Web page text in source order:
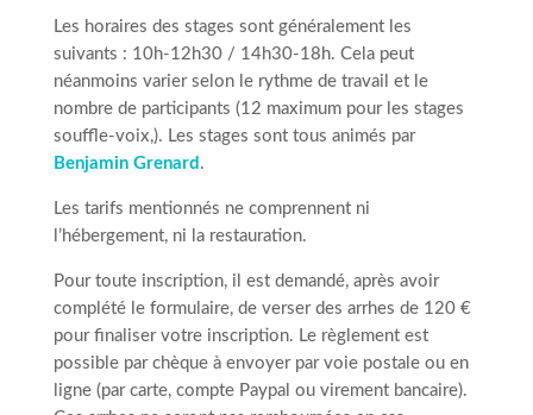
Les horaires des stages sont généralement les
suivants : 10h-12h30 / 14h30-18h. Cela peut
néanmoins varier selon le rythme de travail et le
nombre de participants (12 maximum pour les stages
souffle-voix,). Les stages sont tous animés par
Benjamin Grenard .
Les tarifs mentionnés ne comprennent ni
l’hébergement, ni la restauration.
Pour toute inscription, il est demandé, après avoir
complété le formulaire, de verser des arrhes de 120 €
pour finaliser votre inscription. Le règlement est
possible par chèque à envoyer par voie postale ou en
ligne (par carte, compte Paypal ou virement bancaire).